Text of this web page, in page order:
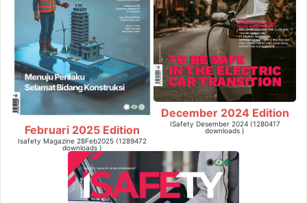
Februari 2025 Edition
Isafety Magazine 28Feb2025 (1289472
downloads )
December 2024 Edition
ISafety Desember 2024 (1280417
downloads )